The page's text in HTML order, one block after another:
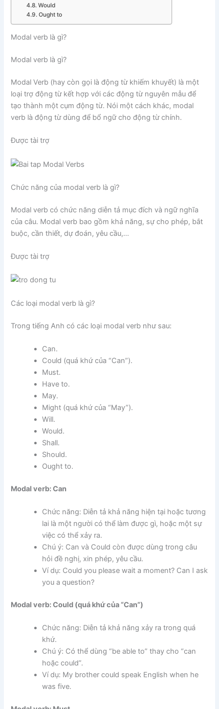
Would
Ought to
Modal verb là gì?
Modal verb là gì?
Modal Verb (hay còn gọi là động từ khiếm khuyết) là một
loại trợ động từ kết hợp với các động từ nguyên mẫu để
tạo thành một cụm động từ. Nói một cách khác, modal
verb là động từ dùng để bổ ngữ cho động từ chính.
Được tài trợ
Chức năng của modal verb là gì?
Modal verb có chức năng diễn tả mục đích và ngữ nghĩa
của câu. Modal verb bao gồm khả năng, sự cho phép, bắt
buộc, cần thiết, dự đoán, yêu cầu,…
Được tài trợ
Các loại modal verb là gì?
Trong tiếng Anh có các loại modal verb như sau:
Can.
Could (quá khứ của “Can”).
Must.
Have to.
May.
Might (quá khứ của “May”).
Will.
Would.
Shall.
Should.
Ought to.
Modal verb: Can
Chức năng: Diễn tả khả năng hiện tại hoặc tương
lai là một người có thể làm được gì, hoặc một sự
việc có thể xảy ra.
Chú ý: Can và Could còn được dùng trong câu
hỏi đề nghị, xin phép, yêu cầu.
Ví dụ: Could you please wait a moment? Can I ask
you a question?
Modal verb: Could (quá khứ của “Can”)
Chức năng: Diễn tả khả năng xảy ra trong quá
khứ.
Chú ý: Có thể dùng “be able to” thay cho “can
hoặc could”.
Ví dụ: My brother could speak English when he
was five.